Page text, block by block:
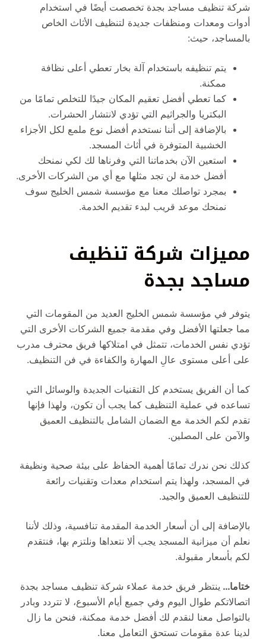
شركة تنظيف مساجد بجدة تخصصت أيضًا في استخدام
أدوات ومعدات ومنظفات جديدة لتنظيف الأثاث الخاص
بالمساجد، حيث:
يتم تنظيفه باستخدام آلة بخار تعطي أعلى نظافة
ممكنة.
كما تعطي أفضل تعقيم المكان جيدًا للتخلص تمامًا من
البكتريا والجراثيم التي تؤدي لانتشار الحشرات.
بالإضافة إلى أننا نستخدم أفضل نوع ملمع لكل الأجزاء
الخشبية المتوفرة في أثاث المسجد.
استعين الآن بخدماتنا التي وفرناها لك لكي نمنحك
أفضل خدمة لن تجد مثلها مع أي من الشركات الأخرى.
بمجرد تواصلك معنا مع مؤسسة شمس الخليج سوف
نمنحك موعد قريب لبدء تقديم الخدمة.
مميزات شركة تنظيف
مساجد بجدة
يتوفر في مؤسسة شمس الخليج العديد من المقومات التي
مما جعلتها الأفضل وفي مقدمة جميع الشركات الأخرى التي
تؤدي نفس الخدمات، تتمثل في امتلاكها فريق محترف مدرب
على أعلى مستوى عالِ المهارة والكفاءة في فن التنظيف.
كما أن الفريق يستخدم كل التقنيات الجديدة والوسائل التي
تساعده في عملية التنظيف كما يجب أن تكون، ولهذا فإنها
تقدم لكم الخدمة مع الضمان الشامل بالتنظيف العميق
والآمن على المصلين.
كذلك نحن ندرك تمامًا أهمية الحفاظ على بيئة صحية ونظيفة
في المسجد، ولهذا يتم استخدام معدات وتقنيات رائعة
للتنظيف العميق والجيد.
بالإضافة إلى أن أسعار الخدمة المقدمة تنافسية، وذلك لأننا
نعلم أن ميزانية المسجد يجب ألا نتعداها ونلتزم بها، فنتقدم
لكم بأسعار مقبولة.
ختاما… ينتظر فريق خدمة عملاء شركة تنظيف مساجد بجدة
اتصالاتكم طوال اليوم وفي جميع أيام الأسبوع، لا تتردد وبادر
بالتواصل معنا لنقدم لك أفضل خدمة ممكنة، فنحن ما زال
لدينا عدة مقومات تستحق التعامل معنا.